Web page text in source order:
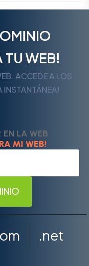
TU WEB!
ACCEDE A LOS
INSTANTÁNEA!
EN LA WEB
MI WEB!
.net